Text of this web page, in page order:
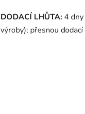
DODACÍ LHŮTA: 4
výroby); přesnou